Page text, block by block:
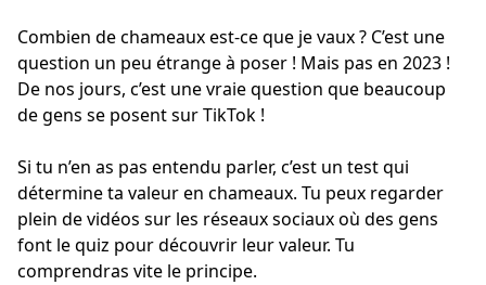
Combien de chameaux est-ce que je vaux ? C’est une
question un peu étrange à poser ! Mais pas en 2023 !
De nos jours, c’est une vraie question que beaucoup
de gens se posent sur TikTok !
Si tu n’en as pas entendu parler, c’est un test qui
détermine ta valeur en chameaux. Tu peux regarder
plein de vidéos sur les réseaux sociaux où des gens
font le quiz pour découvrir leur valeur. Tu
comprendras vite le principe.